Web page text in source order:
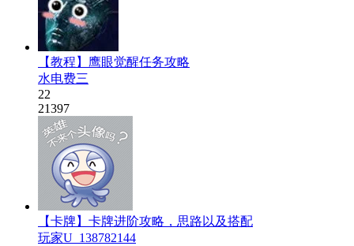
【教程】鹰眼觉醒任务攻略
水电费三
22
21397
【卡牌】卡牌进阶攻略，思路以及搭配
玩家U_138782144